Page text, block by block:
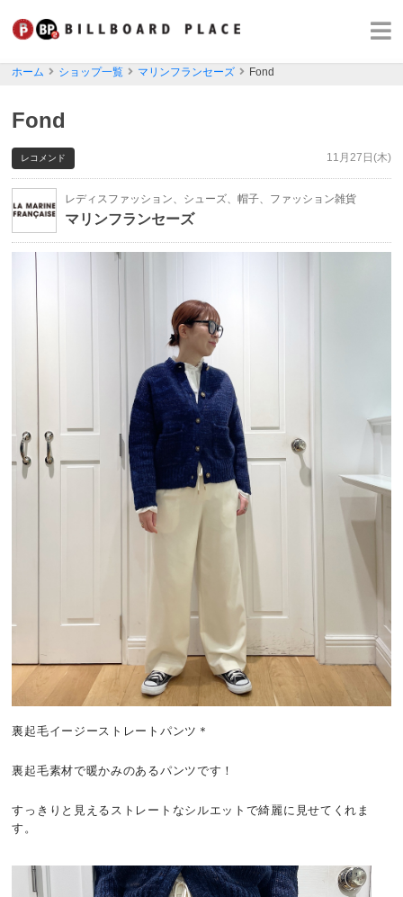
ホーム ショップ一覧 マリンフランセーズ Fond
Fond
11月27日(木)
レコメンド
レディスファッション、シューズ、帽子、ファッション雑貨
マリンフランセーズ
裏起毛イージーストレートパンツ＊
裏起毛素材で暖かみのあるパンツです！
すっきりと見えるストレートなシルエットで綺麗に見せてくれま
す。